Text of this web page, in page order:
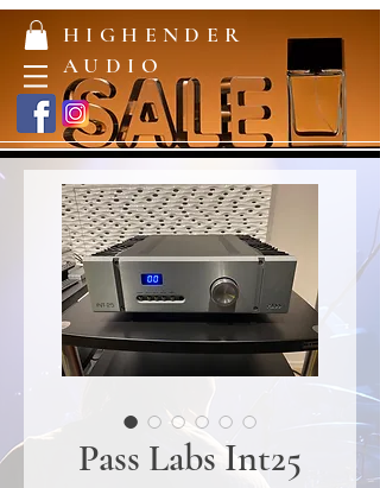
HIGHENDER
AUDIO
Pass Labs Int25